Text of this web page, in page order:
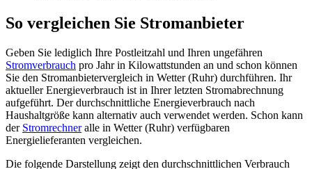
So vergleichen Sie Stromanbieter
Geben Sie lediglich Ihre Postleitzahl und Ihren ungefähren
Stromverbrauch pro Jahr in Kilowattstunden an und schon können
Sie den Stromanbietervergleich in Wetter (Ruhr) durchführen. Ihr
aktueller Energieverbrauch ist in Ihrer letzten Stromabrechnung
aufgeführt. Der durchschnittliche Energieverbrauch nach
Haushaltgröße kann alternativ auch verwendet werden. Schon kann
der Stromrechneralle in Wetter (Ruhr) verfügbaren
Energielieferanten vergleichen.
Die folgende Darstellung zeigt den durchschnittlichen Verbrauch